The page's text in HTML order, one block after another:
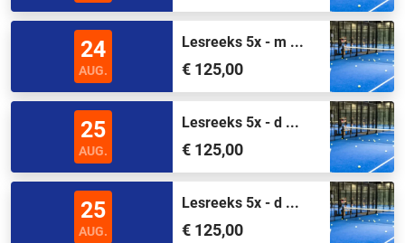
24
AUG.
Lesreeks 5x - m ...
€ 125,00
25
AUG.
Lesreeks 5x - d ...
€ 125,00
25
AUG.
Lesreeks 5x - d ...
€ 125,00